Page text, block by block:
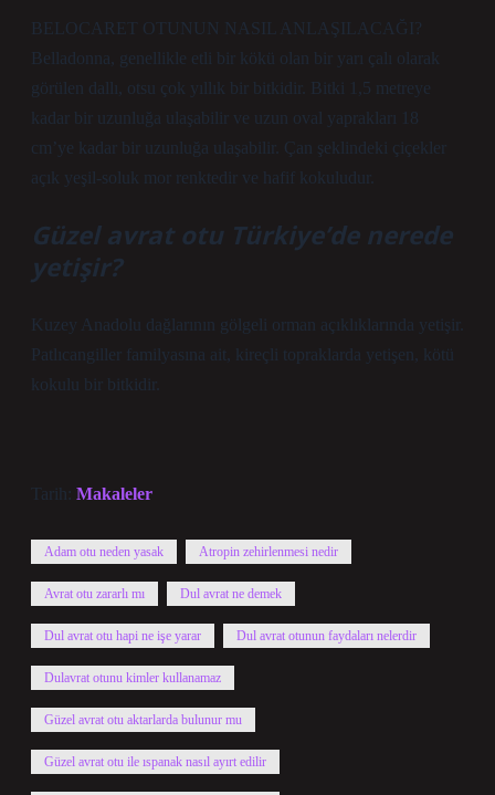
BELOCARET OTUNUN NASIL ANLAŞILACAĞI?
Belladonna, genellikle etli bir kökü olan bir yarı çalı olarak
görülen dallı, otsu çok yıllık bir bitkidir. Bitki 1,5 metreye
kadar bir uzunluğa ulaşabilir ve uzun oval yaprakları 18
cm’ye kadar bir uzunluğa ulaşabilir. Çan şeklindeki çiçekler
açık yeşil-soluk mor renktedir ve hafif kokuludur.
Güzel avrat otu Türkiye’de nerede
yetişir?
Kuzey Anadolu dağlarının gölgeli orman açıklıklarında yetişir.
Patlıcangiller familyasına ait, kireçli topraklarda yetişen, kötü
kokulu bir bitkidir.
Tarih: Makaleler
Adam otu neden yasak Atropin zehirlenmesi nedir
Avrat otu zararlı mı Dul avrat ne demek
Dul avrat otu hapi ne işe yarar Dul avrat otunun faydaları nelerdir
Dulavrat otunu kimler kullanamaz
Güzel avrat otu aktarlarda bulunur mu
Güzel avrat otu ile ıspanak nasıl ayırt edilir